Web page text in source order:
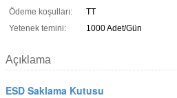
Ödeme koşulları:
TT
Yetenek temini:
1000 Adet/Gün
Açıklama
ESD Saklama Kutusu